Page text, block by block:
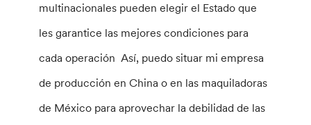
multinacionales pueden elegir el Estado que
les garantice las mejores condiciones para
cada operación Así, puedo situar mi empresa
de producción en China o en las maquiladoras
de México para aprovechar la debilidad de las